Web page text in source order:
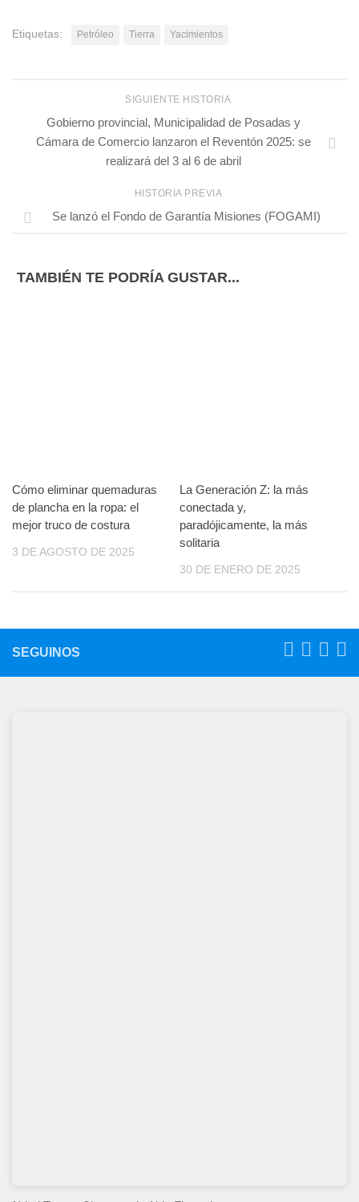
Etiquetas: Petróleo Tierra Yacimientos
SIGUIENTE HISTORIA
Gobierno provincial, Municipalidad de Posadas y
Cámara de Comercio lanzaron el Reventón 2025: se
realizará del 3 al 6 de abril
HISTORIA PREVIA
Se lanzó el Fondo de Garantía Misiones (FOGAMI)
TAMBIÉN TE PODRÍA GUSTAR...
Cómo eliminar quemaduras
de plancha en la ropa: el
mejor truco de costura
3 DE AGOSTO DE 2025
La Generación Z: la más
conectada y,
paradójicamente, la más
solitaria
30 DE ENERO DE 2025
SEGUINOS